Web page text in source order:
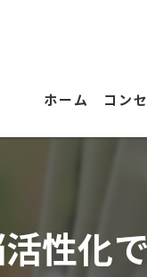
ホーム コン
性化